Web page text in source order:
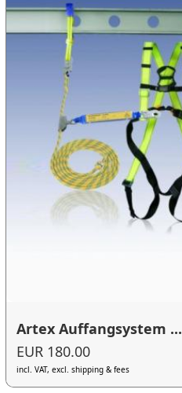
Artex Auffangsystem ...
EUR 180.00
incl. VAT, excl. shipping & fees